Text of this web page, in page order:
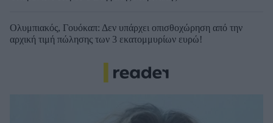
Ολυμπιακός, Γουόκαπ: Δεν υπάρχει οπισθοχώρηση από την
αρχική τιμή πώλησης των 3 εκατομμυρίων ευρώ!